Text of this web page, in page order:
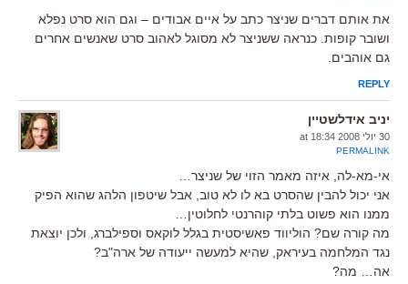
את אותם דברים שניצר כתב על איים אבודים – וגם הוא סרט נפלא
ושובר קופות. כנראה ששניצר לא מסוגל לאהוב סרט שאנשים אחרים
גם אוהבים.
REPLY
יניב אידלשטיין
30 יולי 2008 at 18:34
PERMALINK
אי-מא-לה, איזה מאמר הזוי של שניצר…
אני יכול להבין שהסרט בא לו לא טוב, אבל שיטפון הלהג שהוא הפיק
ממנו הוא פשוט בלתי קוהרנטי לחלוטין…
מה קורה שם? הוליווד פאשיסטית בגלל לוקאס וספילברג, ולכן יוצאת
נגד המלחמה בעיראק, שהיא למעשה ייעודה של ארה"ב?
אה… מה?